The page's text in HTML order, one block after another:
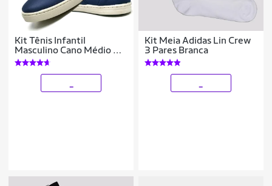
Kit Tênis Infantil
Masculino Cano Médio +
Relógio + Meia
Kit Meia Adidas Lin Crew
3 Pares Branca